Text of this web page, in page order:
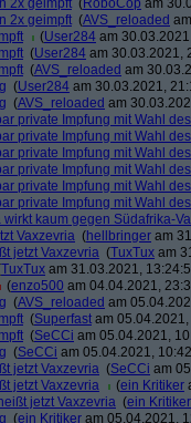
2x geimpft (RoboCop am
2x geimpft (AVS_reloaded
(User284 am
(User284 am 30.03.2021,
(AVS_reloaded am
(User284 am 30.03.2021,
(AVS_reloaded am
private Impfung mit Wahl
private Impfung mit Wahl
private Impfung mit Wahl
private Impfung mit Wahl
private Impfung mit Wahl
private Impfung mit Wahl
wirkt kaum gegen Südafrika-
Vaxzevria (hellbringer am
jetzt Vaxzevria (TuxTux am
TuxTux am 31.03.2021,
(enzo500 am 04.04.2021,
(AVS_reloaded am
(Superfast am
(SeCCi am 05.04.2021,
(SeCCi am 05.04.2021,
jetzt Vaxzevria (SeCCi am
jetzt Vaxzevria
(ein Kritiker
jetzt Vaxzevria (ein Kritiker
(ein Kritiker am 05.04.2021,